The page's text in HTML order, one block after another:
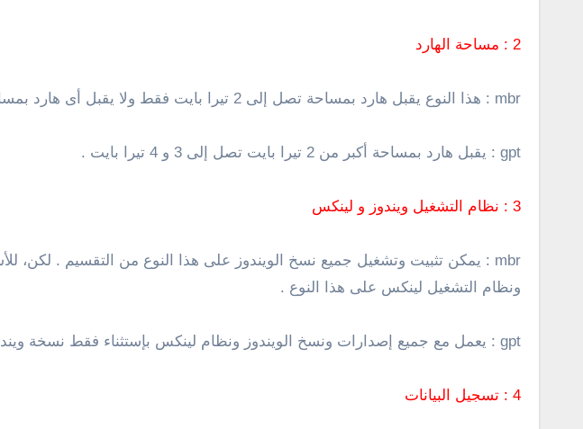
2 : مساحة الهارد
mbr : هذا النوع يقبل هارد بمساحة تصل إلى 2 تيرا بايت فقط ولا يقبل أى هارد بمساحة أكبر من ذلك .
gpt : يقبل هارد بمساحة أكبر من 2 تيرا بايت تصل إلى 3 و 4 تيرا بايت .
3 : نظام التشغيل ويندوز و لينكس
ونظام التشغيل لينكس على هذا النوع .
gpt : يعمل مع جميع إصدارات ونسخ الويندوز ونظام لينكس بإستثناء فقط نسخة ويندوز xp ! . نعم، لا يمكن تثبيت نسخة xp مع هذا النوع من التقسيم .
4 : تسجيل البيانات